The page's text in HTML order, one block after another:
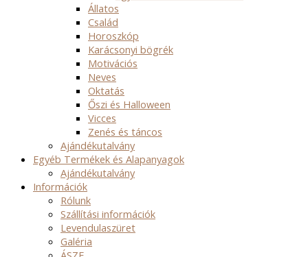
Állatos
Család
Horoszkóp
Karácsonyi bögrék
Motivációs
Neves
Oktatás
Őszi és Halloween
Vicces
Zenés és táncos
Ajándékutalvány
Egyéb Termékek és Alapanyagok
Ajándékutalvány
Információk
Rólunk
Szállítási információk
Levendulaszüret
Galéria